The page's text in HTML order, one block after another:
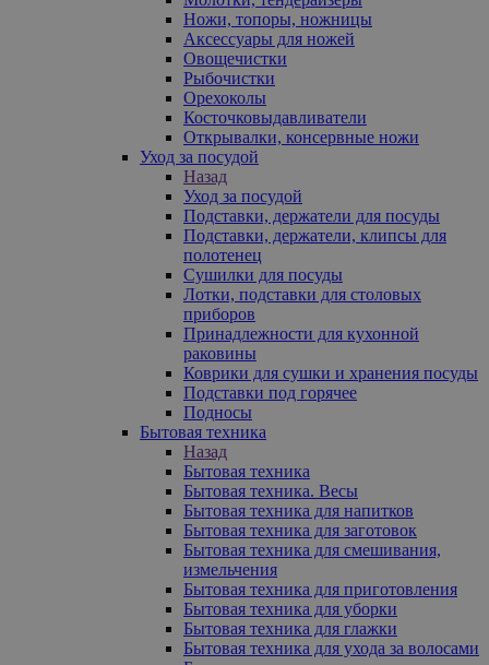
Ножи, топоры, ножницы
Аксессуары для ножей
Овощечистки
Рыбочистки
Орехоколы
Косточковыдавливатели
Открывалки, консервные ножи
Уход за посудой
Назад
Уход за посудой
Подставки, держатели для посуды
Подставки, держатели, клипсы для
полотенец
Сушилки для посуды
Лотки, подставки для столовых
приборов
Принадлежности для кухонной
раковины
Коврики для сушки и хранения посуды
Подставки под горячее
Подносы
Бытовая техника
Назад
Бытовая техника
Бытовая техника. Весы
Бытовая техника для напитков
Бытовая техника для заготовок
Бытовая техника для смешивания,
измельчения
Бытовая техника для приготовления
Бытовая техника для уборки
Бытовая техника для глажки
Бытовая техника для ухода за волосами